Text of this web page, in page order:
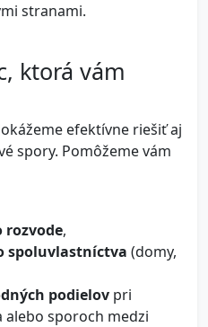
stranami.
ktorá vám
efektívne riešiť aj
spory. Pomôžeme vám
rozvode,
spoluvlastníctva (domy,
podielov pri
sporoch medzi